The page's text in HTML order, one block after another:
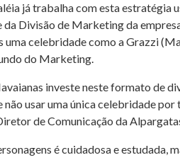
já trabalha com esta estratégia
da Divisão de Marketing da
uma celebridade como a Grazzi
do Marketing.
investe neste formato de
usar uma única celebridade
de Comunicação da
é cuidadosa e estudada,